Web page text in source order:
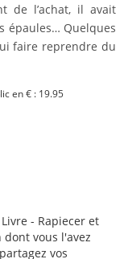
de l’achat, il avait
épaules… Quelques
faire reprendre du
en € : 19.95
- Rapiecer et
vous l'avez
vos